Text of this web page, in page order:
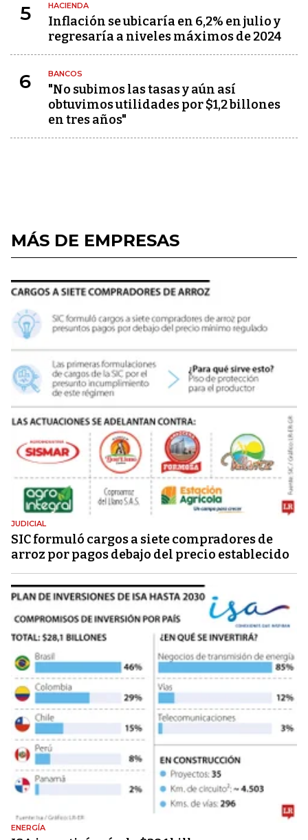
5 HACIENDA
Inflación se ubicaría en 6,2% en julio y
regresaría a niveles máximos de 2024
6 BANCOS
"No subimos las tasas y aún así
obtuvimos utilidades por $1,2 billones
en tres años"
MÁS DE EMPRESAS
JUDICIAL
SIC formuló cargos a siete compradores de
arroz por pagos debajo del precio establecido
ENERGÍA